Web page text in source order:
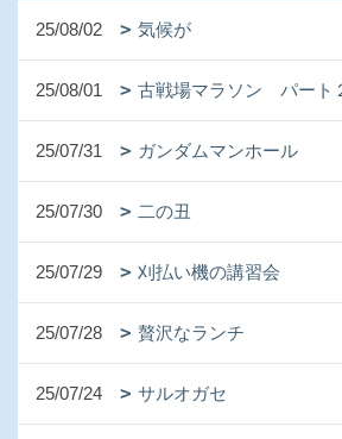
25/08/02 気候が
25/08/01 古戦場マラソン パート
25/07/31 ガンダムマンホール
25/07/30 二の丑
25/07/29 刈払い機の講習会
25/07/28 贅沢なランチ
25/07/24 サルオガセ